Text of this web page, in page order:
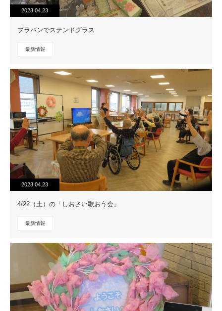
2023.04.23
プラバンでステンドグラス
最新情報
2023.04.23
4/22（土）の「しおさい歌おう会」
最新情報